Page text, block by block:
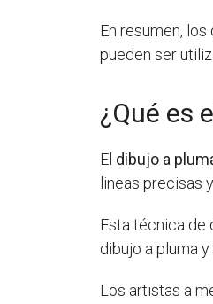
En resumen,
pueden ser
¿Qué es
El dibujo a
lineas precisas
Esta técnica de
dibujo a pluma
Los artistas a